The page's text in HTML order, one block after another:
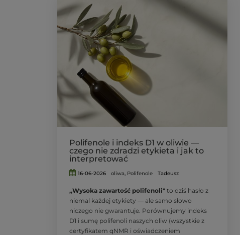
Polifenole i indeks D1 w oliwie —
czego nie zdradzi etykieta i jak to
interpretować
16-06-2026 oliwa, Polifenole Tadeusz
„Wysoka zawartość polifenoli" to dziś hasło z
niemal każdej etykiety — ale samo słowo
niczego nie gwarantuje. Porównujemy indeks
D1 i sumę polifenoli naszych oliw (wszystkie z
certyfikatem qNMR i oświadczeniem